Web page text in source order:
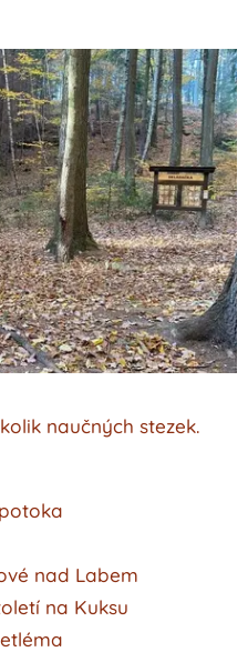
naučných stezek.
nad Labem
na Kuksu